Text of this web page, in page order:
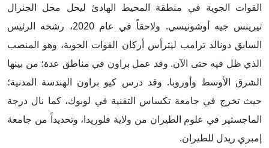
القوات الجوية في منطقة المحيط الهادئ ليحل محل الجنرال
تيرينس جيه أوشونيسي. ولاحقاً في عام 2020، رشحه الرئيس
السابق دونالد ترامب ليترأس أركان القوات الجوية، وهو المنصب
الذي ظل فيه حتى الآن. وقد عمل براون في مناطق عدة؛ من بينها
الشرق الأوسط وأوروبا. وقد درس كيو براون الهندسة المدنية؛
حيث تخرج في جامعة تكساس التقنية في لوبوك، كما نال درجة
الماجستير في علوم الطيران من ولاية فلوريدا، وتحديداً من جامعة
إمبري ريدل للطيران.